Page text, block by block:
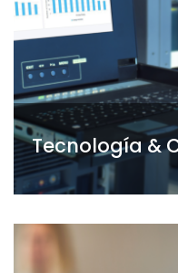
Tecnología &